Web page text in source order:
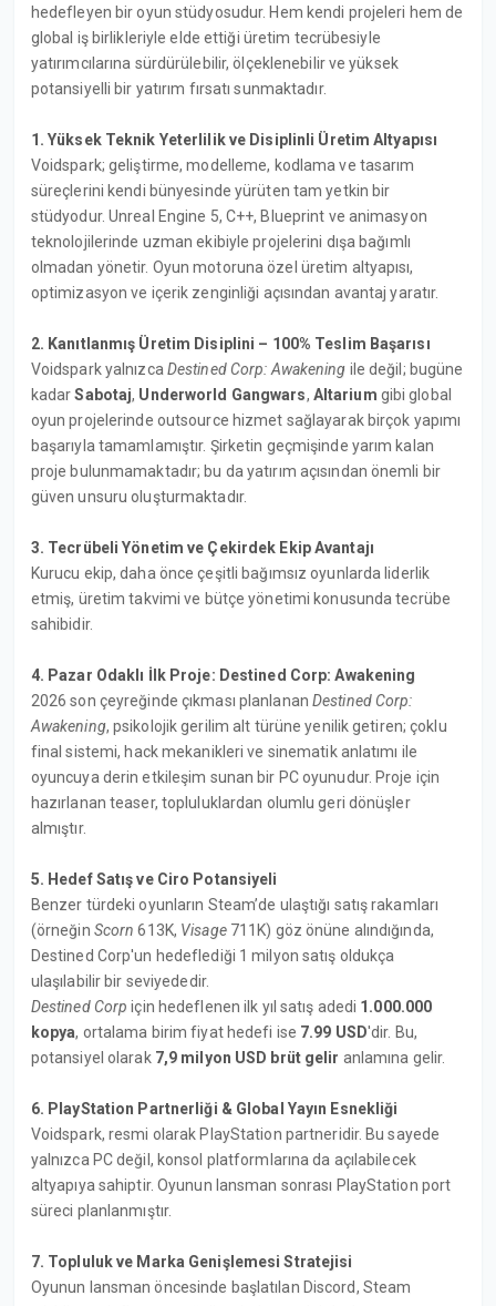
hedefleyen bir oyun stüdyosudur. Hem kendi projeleri hem de
global iş birlikleriyle elde ettiği üretim tecrübesiyle
yatırımcılarına sürdürülebilir, ölçeklenebilir ve yüksek
potansiyelli bir yatırım fırsatı sunmaktadır.
1. Yüksek Teknik Yeterlilik ve Disiplinli Üretim Altyapısı
Voidspark; geliştirme, modelleme, kodlama ve tasarım
süreçlerini kendi bünyesinde yürüten tam yetkin bir
stüdyodur. Unreal Engine 5, C++, Blueprint ve animasyon
teknolojilerinde uzman ekibiyle projelerini dışa bağımlı
olmadan yönetir. Oyun motoruna özel üretim altyapısı,
optimizasyon ve içerik zenginliği açısından avantaj yaratır.
2. Kanıtlanmış Üretim Disiplini – 100% Teslim Başarısı
Voidspark yalnızca Destined Corp: Awakening ile değil; bugüne
kadarSabotaj, Underworld Gangwars, Altarium gibi global
oyun projelerinde outsource hizmet sağlayarak birçok yapımı
başarıyla tamamlamıştır. Şirketin geçmişinde yarım kalan
proje bulunmamaktadır; bu da yatırım açısından önemli bir
güven unsuru oluşturmaktadır.
3. Tecrübeli Yönetim ve Çekirdek Ekip Avantajı
Kurucu ekip, daha önce çeşitli bağımsız oyunlarda liderlik
etmiş, üretim takvimi ve bütçe yönetimi konusunda tecrübe
sahibidir.
4. Pazar Odaklı İlk Proje: Destined Corp: Awakening
2026 son çeyreğinde çıkması planlanan Destined Corp:
Awakening, psikolojik gerilim alt türüne yenilik getiren; çoklu
final sistemi, hack mekanikleri ve sinematik anlatımı ile
oyuncuya derin etkileşim sunan bir PC oyunudur. Proje için
hazırlanan teaser, topluluklardan olumlu geri dönüşler
almıştır.
5. Hedef Satış ve Ciro Potansiyeli
Benzer türdeki oyunların Steam’de ulaştığı satış rakamları
(örneğin Scorn 613K, Visage711K) göz önüne alındığında,
Destined Corp'un hedeflediği 1 milyon satış oldukça
ulaşılabilir bir seviyededir.
Destined Corp için hedeflenen ilk yıl satış adedi 1.000.000
kopya, ortalama birim fiyat hedefi ise 7.99 USD'dir. Bu,
potansiyel olarak 7,9 milyon USD brüt gelir anlamına gelir.
6. PlayStation Partnerliği & Global Yayın Esnekliği
Voidspark, resmi olarak PlayStation partneridir. Bu sayede
yalnızca PC değil, konsol platformlarına da açılabilecek
altyapıya sahiptir. Oyunun lansman sonrası PlayStation port
süreci planlanmıştır.
7. Topluluk ve Marka Genişlemesi Stratejisi
Oyunun lansman öncesinde başlatılan Discord, Steam